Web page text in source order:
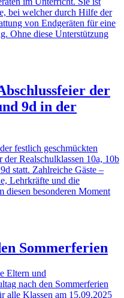
bei welcher durch Hilfe der
von Endgeräten für eine
Ohne diese Unterstützung
der
9d in der
festlich geschmückten
Realschulklassen 10a, 10b
statt. Zahlreiche Gäste –
Lehrkräfte und die
diesen besonderen Moment
Sommerferien
Eltern und
nach den Sommerferien
alle Klassen am 15.09.2025